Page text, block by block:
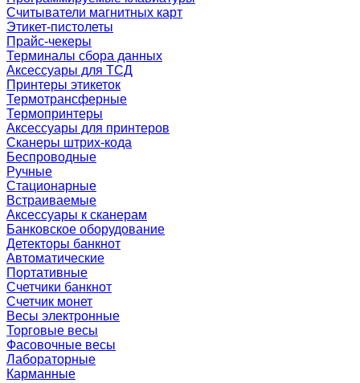
Считыватели магнитных карт
Этикет-пистолеты
Прайс-чекеры
Терминалы сбора данных
Аксессуары для ТСД
Принтеры этикеток
Термотрансферные
Термопринтеры
Аксессуары для принтеров
Сканеры штрих-кода
Беспроводные
Ручные
Стационарные
Встраиваемые
Аксессуары к сканерам
Банковское оборудование
Детекторы банкнот
Автоматические
Портативные
Счетчики банкнот
Счетчик монет
Весы электронные
Торговые весы
Фасовочные весы
Лабораторные
Карманные